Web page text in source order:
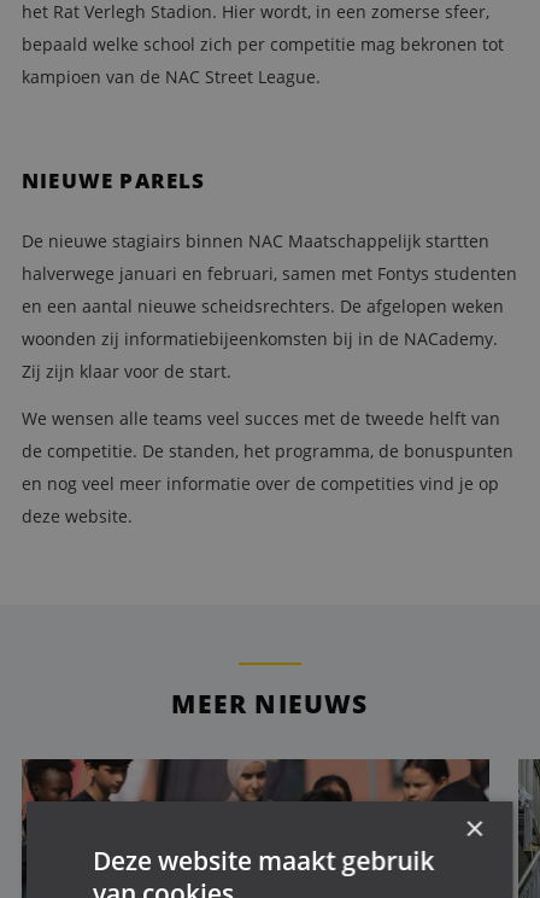
het Rat Verlegh Stadion. Hier wordt, in een zomerse sfeer,
bepaald welke school zich per competitie mag bekronen tot
kampioen van de NAC Street League.
NIEUWE PARELS
De nieuwe stagiairs binnen NAC Maatschappelijk startten
halverwege januari en februari, samen met Fontys studenten
en een aantal nieuwe scheidsrechters. De afgelopen weken
woonden zij informatiebijeenkomsten bij in de NACademy.
Zij zijn klaar voor de start.
We wensen alle teams veel succes met de tweede helft van
de competitie. De standen, het programma, de bonuspunten
en nog veel meer informatie over de competities vind je op
deze website.
MEER NIEUWS
×
Deze website maakt gebruik